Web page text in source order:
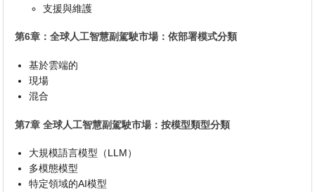
支援與維護
第6章：全球人工智慧副駕駛市場：依部署模式分類
基於雲端的
現場
混合
第7章 全球人工智慧副駕駛市場：按模型類型分類
大規模語言模型（LLM）
多模態模型
特定領域的AI模型